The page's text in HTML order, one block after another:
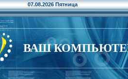
07.08.2026 Пятница
ВАШ